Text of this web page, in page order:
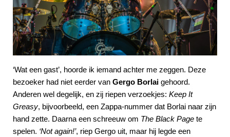
‘Wat een gast’, hoorde ik iemand achter me zeggen. Deze
bezoeker had niet eerder van Gergo Borlai gehoord.
Anderen wel degelijk, en zij riepen verzoekjes: Keep It
Greasy, bijvoorbeeld, een Zappa-nummer dat Borlai naar zijn
hand zette. Daarna een schreeuw om The Black Page te
spelen. ‘Not again!’, riep Gergo uit, maar hij legde een